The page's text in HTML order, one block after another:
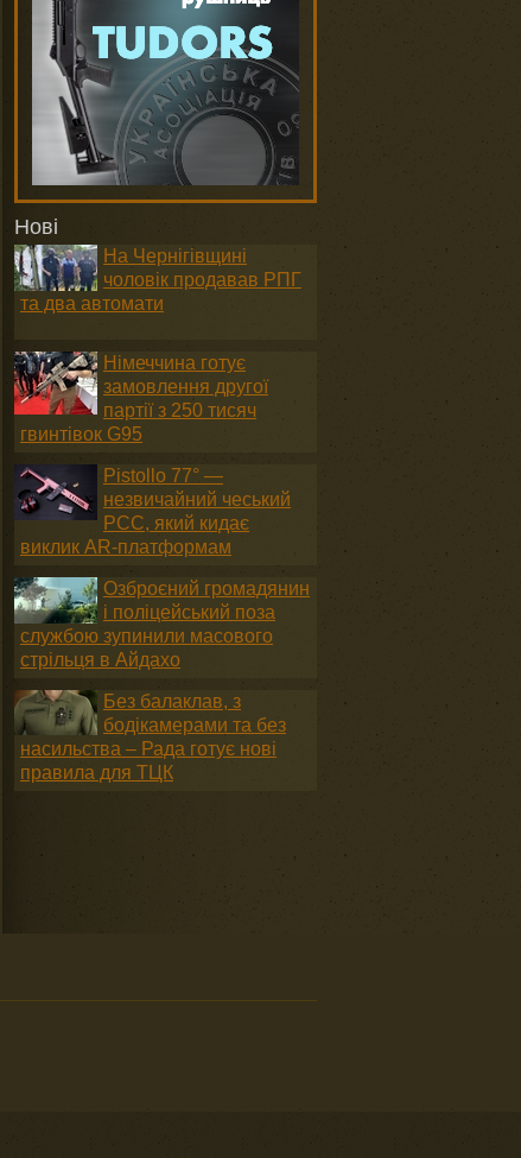
Нові
На Чернігівщині
чоловік продавав РПГ
та два автомати
Німеччина готує
замовлення другої
партії з 250 тисяч
гвинтівок G95
Pistollo 77° —
незвичайний чеський
PCC, який кидає
виклик AR-платформам
Озброєний громадянин
і поліцейський поза
службою зупинили масового
стрільця в Айдахо
Без балаклав, з
бодікамерами та без
насильства – Рада готує нові
правила для ТЦК